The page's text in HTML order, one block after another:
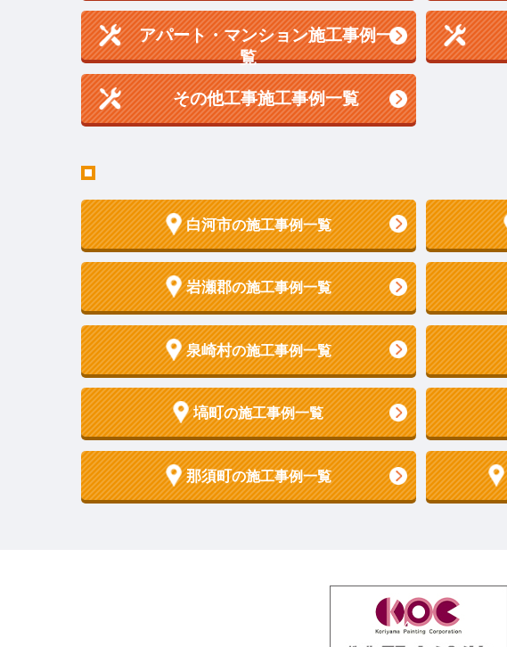
アパート・マンション施工事例一
覧
その他工事施工事例一覧
白河市の施工事例一覧
岩瀬郡の施工事例一覧
泉崎村の施工事例一覧
塙町の施工事例一覧
那須町の施工事例一覧